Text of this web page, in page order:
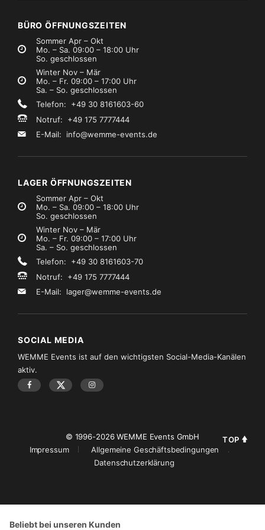
MwSt.)
(zzgl. MwSt.)
BÜRO ÖFFNUNGSZEITEN
Sommer Apr – Okt
Mo. – Sa. 09:00 – 18:00 Uhr
So. geschlossen
Winter Nov – Mär
Mo. – Fr. 09:00 – 17:00 Uhr
Sa. – So. geschlossen
Telefon: +49 30 8161603-60
Notruf: +49 175 7777444
E-Mail: info@wemme-events.de
LAGER ÖFFNUNGSZEITEN
Sommer Apr – Okt
Mo. – Sa. 09:00 – 18:00 Uhr
So. geschlossen
Winter Nov – Mär
Mo. – Fr. 09:00 – 17:00 Uhr
Sa. – So. geschlossen
Telefon: +49 30 8161603-70
Notruf: +49 175 7777444
E-Mail: lager@wemme-events.de
SOCIAL MEDIA
WEMME Events ist auf den wichtigsten Social-Media-Kanälen
aktiv.
© 1996-2026 WEMME Events GmbH
Impressum
Allgemeine Geschäftsbedingungen
Datenschutzerklärung
TOP
Beliebt bei unseren Kunden